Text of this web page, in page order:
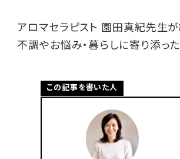
アロマセラピスト 園田真紀先生が
不調やお悩み・暮らしに寄り添っ
この記事を書いた人